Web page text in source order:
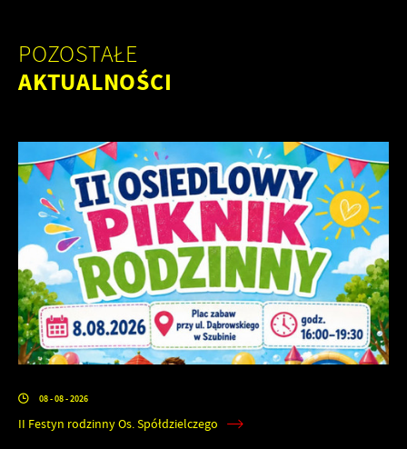
POZOSTAŁE
AKTUALNOŚCI
08 - 08 - 2026
II Festyn rodzinny Os. Spółdzielczego